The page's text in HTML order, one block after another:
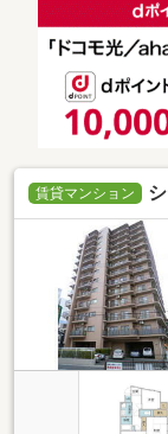
賃貸マンション